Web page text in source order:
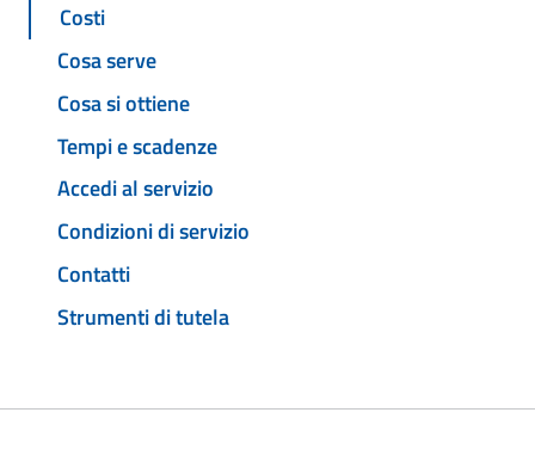
Costi
Cosa serve
Cosa si ottiene
Tempi e scadenze
Accedi al servizio
Condizioni di servizio
Contatti
Strumenti di tutela